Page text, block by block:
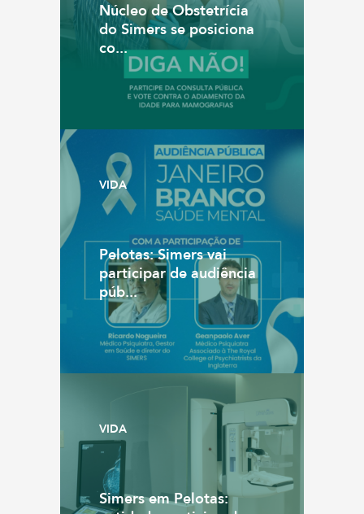
Núcleo de Obstetrícia
do Simers se posiciona
co...
VIDA
Pelotas: Simers vai
participar de audiência
púb...
VIDA
Simers em Pelotas: